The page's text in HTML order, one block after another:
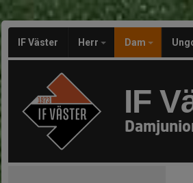
IF Väster Herr Dam
IF